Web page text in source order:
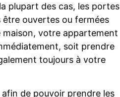
plupart des cas, les portes
être ouvertes ou fermées
maison, votre appartement
soit prendre
toujours à votre
de pouvoir prendre les